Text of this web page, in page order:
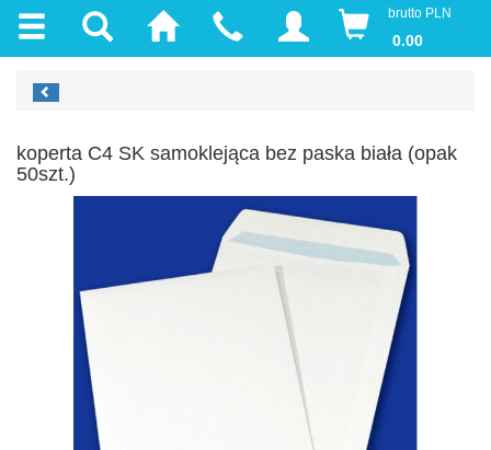
brutto PLN
0.00
koperta C4 SK samoklejąca bez paska biała (opak
50szt.)